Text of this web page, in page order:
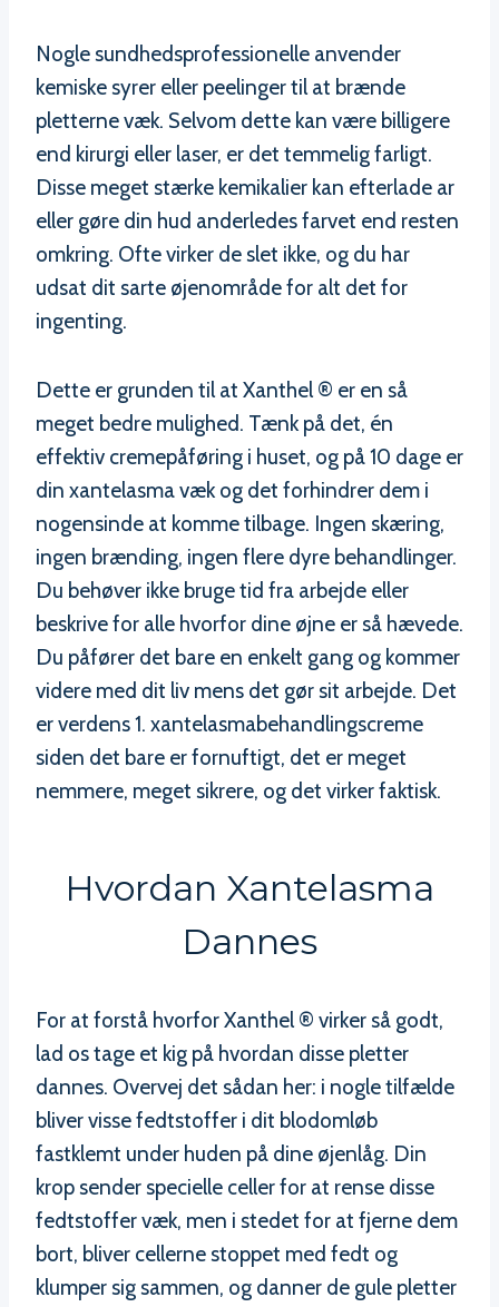
Nogle sundhedsprofessionelle anvender
kemiske syrer eller peelinger til at brænde
pletterne væk. Selvom dette kan være billigere
end kirurgi eller laser, er det temmelig farligt.
Disse meget stærke kemikalier kan efterlade ar
eller gøre din hud anderledes farvet end resten
omkring. Ofte virker de slet ikke, og du har
udsat dit sarte øjenområde for alt det for
ingenting.
Dette er grunden til at Xanthel ® er en så
meget bedre mulighed. Tænk på det, én
effektiv cremepåføring i huset, og på 10 dage er
din xantelasma væk og det forhindrer dem i
nogensinde at komme tilbage. Ingen skæring,
ingen brænding, ingen flere dyre behandlinger.
Du behøver ikke bruge tid fra arbejde eller
beskrive for alle hvorfor dine øjne er så hævede.
Du påfører det bare en enkelt gang og kommer
videre med dit liv mens det gør sit arbejde. Det
er verdens 1. xantelasmabehandlingscreme
siden det bare er fornuftigt, det er meget
nemmere, meget sikrere, og det virker faktisk.
Hvordan Xantelasma
Dannes
For at forstå hvorfor Xanthel ® virker så godt,
lad os tage et kig på hvordan disse pletter
dannes. Overvej det sådan her: i nogle tilfælde
bliver visse fedtstoffer i dit blodomløb
fastklemt under huden på dine øjenlåg. Din
krop sender specielle celler for at rense disse
fedtstoffer væk, men i stedet for at fjerne dem
bort, bliver cellerne stoppet med fedt og
klumper sig sammen, og danner de gule pletter